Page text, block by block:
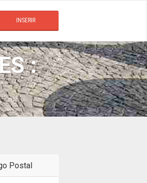
INSERIR
:
Postal